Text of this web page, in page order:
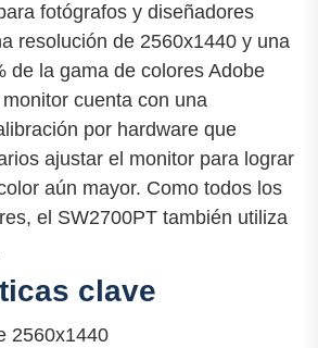
fotógrafos y diseñadores
resolución de 2560x1440 y una
de la gama de colores Adobe
cuenta con una
por hardware que
ajustar el monitor para lograr
aún mayor. Como todos los
el SW2700PT también utiliza
clave
2560x1440